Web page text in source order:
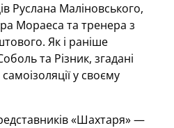
Руслана Маліновського,
Мораеса та тренера з
Як і раніше
та Різник, згадані
у своєму
«Шахтаря» —